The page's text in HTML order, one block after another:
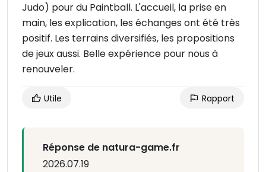
Judo) pour du Paintball. L'accueil, la prise en
main, les explication, les échanges ont été très
positif. Les terrains diversifiés, les propositions
de jeux aussi. Belle expérience pour nous à
renouveler.
Utile Rapport
Réponse de natura-game.fr
2026.07.19